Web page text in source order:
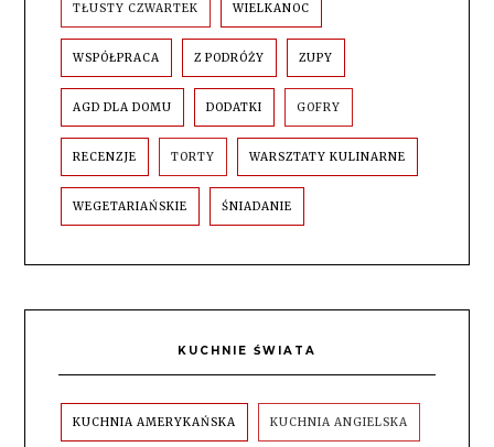
TŁUSTY CZWARTEK WIELKANOC
WSPÓŁPRACA Z PODRÓŻY ZUPY
AGD DLA DOMU DODATKI GOFRY
RECENZJE TORTY WARSZTATY KULINARNE
WEGETARIAŃSKIE ŚNIADANIE
KUCHNIE ŚWIATA
KUCHNIA AMERYKAŃSKA KUCHNIA ANGIELSKA